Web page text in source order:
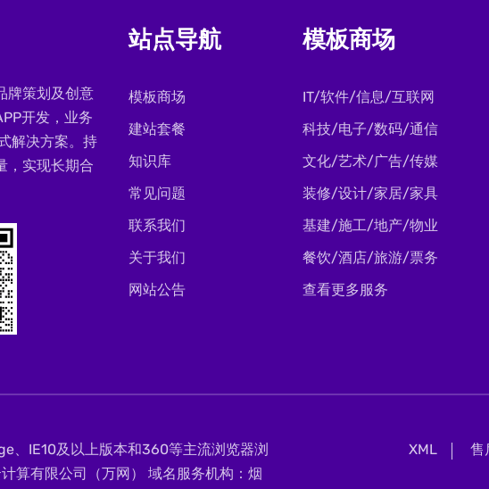
牌策划及创意
开发，业务
解决方案。持
，实现长期合
站点导航
模板商场
建站套餐
知识库
常见问题
联系我们
关于我们
网站公告
模板商场
IT/软件/信息/互联网
科技/电子/数码/通信
文化/艺术/广告/传媒
装修/设计/家居/家具
基建/施工/地产/物业
餐饮/酒店/旅游/票务
查看更多服务
、IE10及以上版本和360等主流浏览器浏
算有限公司（万网） 域名服务机构：烟
XML 售